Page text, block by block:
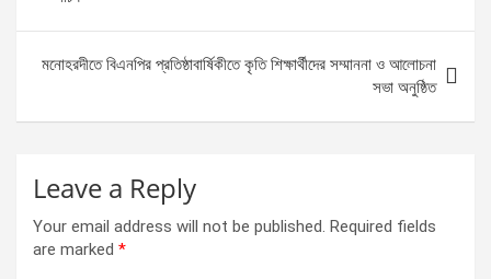
o
k
er p
p
মনোহরদীতে বিএনপির প্রতিষ্ঠাবার্ষিকীতে কৃতি শিক্ষার্থীদের সম্মাননা ও আলোচনা
সভা অনুষ্ঠিত
Leave a Reply
Your email address will not be published. Required fields
are marked *